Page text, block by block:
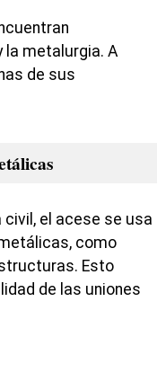
la metalurgia. A
de sus
civil, el acese se usa
como
Esto
de las uniones